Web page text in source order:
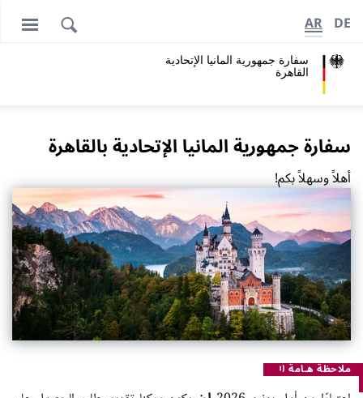
سفارة جمهورية المانيا اﻹتحادية
القاهرة
DE
AR
سفارة جمهورية المانيا اﻹتحادية بالقاهرة
أهلاً وسهلاً بكم!
ملاحظة هـامة